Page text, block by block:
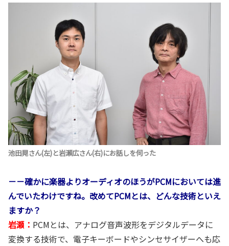
池田晃さん(左)と岩瀬広さん(右)にお話しを伺った
－－確かに楽器よりオーディオのほうがPCMにおいては進
んでいたわけですね。改めてPCMとは、どんな技術といえ
ますか？
岩瀬： PCMとは、アナログ音声波形をデジタルデータに
変換する技術で、電子キーボードやシンセサイザーへも応